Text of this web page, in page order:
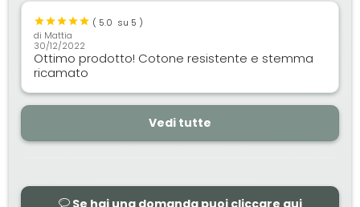
( 5.0 su 5 )
di Mattia
30/12/2022
Ottimo prodotto! Cotone resistente e stemma
ricamato
Vedi tutte
Se hai una domanda puoi cliccare qui